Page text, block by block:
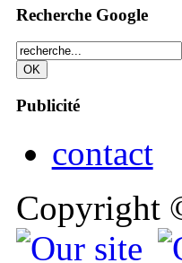
Recherche Google
Publicité
contact
Copyright